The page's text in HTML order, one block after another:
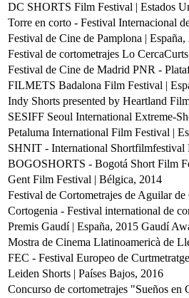
DC SHORTS Film Festival | Estados
Torre en corto - Festival Internacional
Festival de Cine de Pamplona | España,
Festival de cortometrajes Lo
Festival de Cine de Madrid PNR -
FILMETS Badalona Film Festival |
Indy Shorts presented by Heartland
SESIFF Seoul International Extreme-
Petaluma International Film Festival |
SHNIT - International Shortfilmfestival
BOGOSHORTS - Bogotá Short Film
Gent Film Festival | Bélgica, 2014
Festival de Cortometrajes de Aguilar
Cortogenia - Festival international de
Premis Gaudí | España, 2015 Gaudí
Mostra de Cinema Llatinoamericà de
FEC - Festival Europeo de
Leiden Shorts | Países Bajos, 2016
Concurso de cortometrajes "Sueños